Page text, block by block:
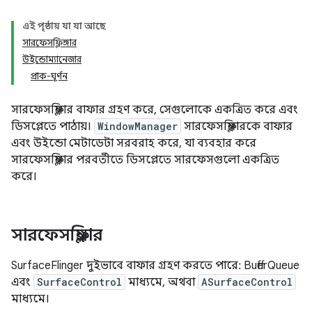
এই পৃষ্ঠায় যা যা আছে
সারফেসফ্লিঙ্গার
উইন্ডোম্যানেজার
প্রাক-ঘূর্ণন
সারফেসফ্লিঙ্গার বাফার গ্রহণ করে, সেগুলোকে একত্রিত করে এবং
ডিসপ্লেতে পাঠায়। WindowManager সারফেসফ্লিঙ্গারকে বাফার
এবং উইন্ডো মেটাডেটা সরবরাহ করে, যা ব্যবহার করে
সারফেসফ্লিঙ্গার পরবর্তীতে ডিসপ্লেতে সারফেসগুলো একত্রিত
করে।
সারফেসফ্লিঙ্গার
SurfaceFlinger দুইভাবে বাফার গ্রহণ করতে পারে: BufferQueue
এবং SurfaceControl মাধ্যমে, অথবা ASurfaceControl
মাধ্যমে।